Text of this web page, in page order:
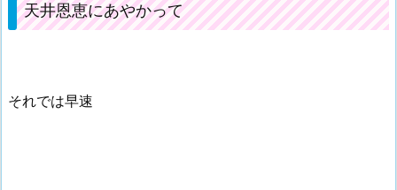
天井恩恵にあやかって
それでは早速